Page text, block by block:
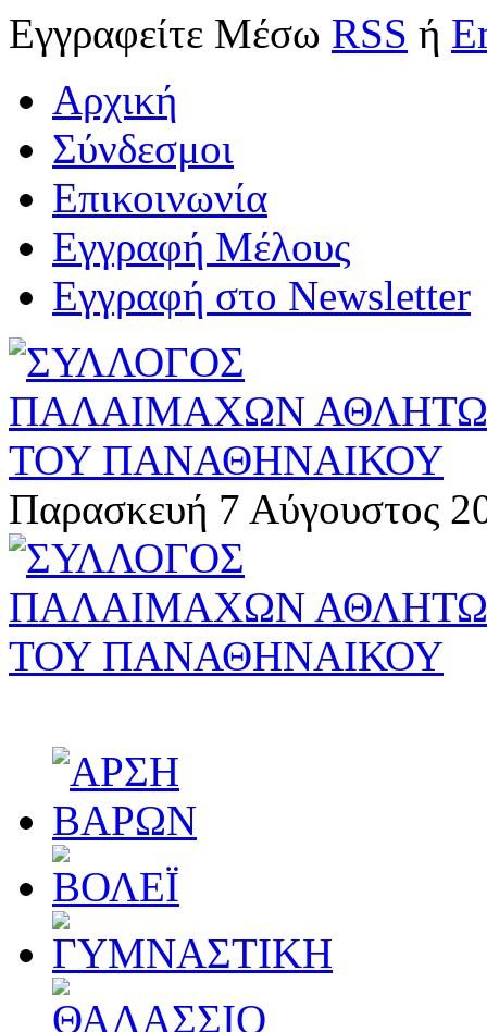
Εγγραφείτε Μέσω RSS ή
Αρχική
Σύνδεσμοι
Επικοινωνία
Εγγραφή Μέλους
Εγγραφή στο Newsletter
Παρασκευή 7 Αύγουστος